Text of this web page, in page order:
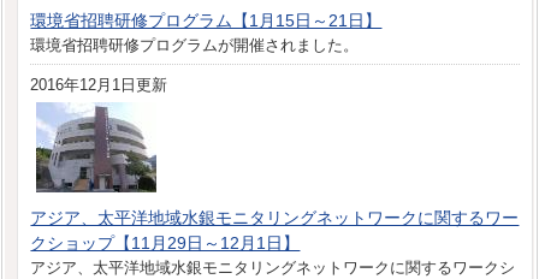
環境省招聘研修プログラム【1月15日～21日】
環境省招聘研修プログラムが開催されました。
2016年12月1日更新
アジア、太平洋地域水銀モニタリングネットワークに関するワー
クショップ【11月29日～12月1日】
アジア、太平洋地域水銀モニタリングネットワークに関するワークシ